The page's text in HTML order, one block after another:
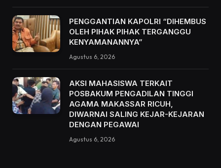
PENGGANTIAN KAPOLRI “DIHEMBUS
OLEH PIHAK PIHAK TERGANGGU
KENYAMANANNYA”
Agustus 6, 2026
AKSI MAHASISWA TERKAIT
POSBAKUM PENGADILAN TINGGI
AGAMA MAKASSAR RICUH,
DIWARNAI SALING KEJAR-KEJARAN
DENGAN PEGAWAI
Agustus 6, 2026